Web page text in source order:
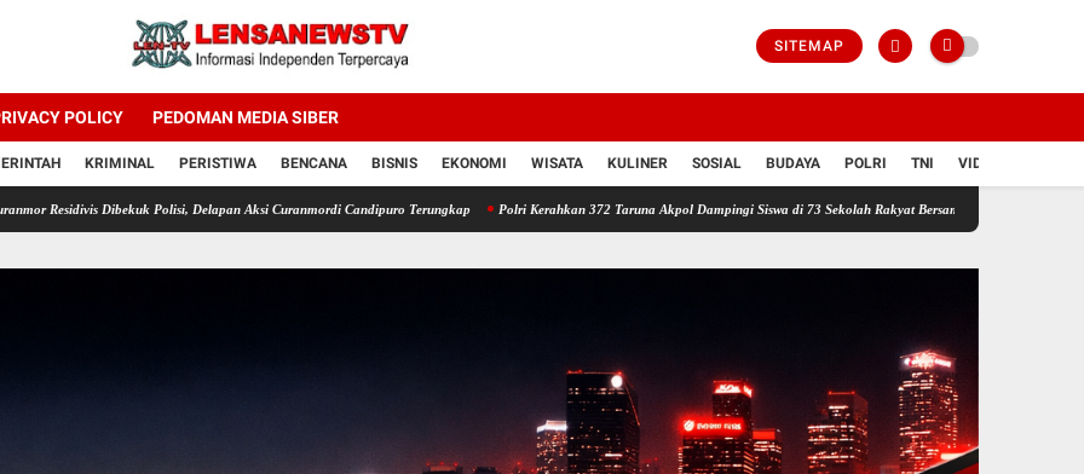
SITEMAP
POLICY PEDOMAN MEDIA SIBER
KRIMINAL PERISTIWA BENCANA BISNIS EKONOMI WISATA KULINER SOSIAL BUDAYA POLRI TNI VIDIO
Polisi, Delapan Aksi Curanmordi Candipuro Terungkap Polri Kerahkan 372 Taruna Akpol Dampingi Siswa di 73 Sekolah Rakyat Bersama Taruna Akademi TNI